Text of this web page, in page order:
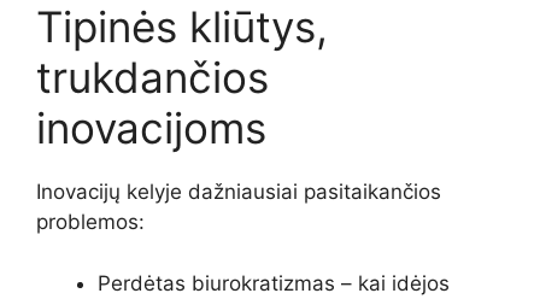
Tipinės kliūtys,
trukdančios
inovacijoms
Inovacijų kelyje dažniausiai pasitaikančios
problemos:
Perdėtas biurokratizmas – kai idėjos